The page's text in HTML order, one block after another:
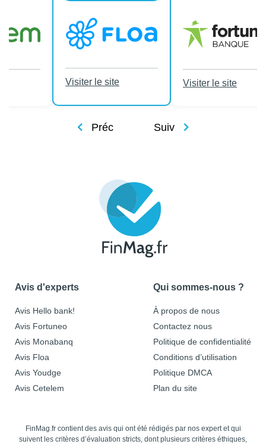
Visiter le site Visiter le site
Préc Suiv
Avis d'experts
Avis Hello bank!
Avis Fortuneo
Avis Monabanq
Avis Floa
Avis Youdge
Avis Cetelem
Qui sommes-nous ?
À propos de nous
Contactez nous
Politique de confidentialité
Conditions d’utilisation
Politique DMCA
Plan du site
FinMag.fr contient des avis qui ont été rédigés par nos expert et qui
suivent les critères d’évaluation stricts, dont plusieurs critères éthiques,